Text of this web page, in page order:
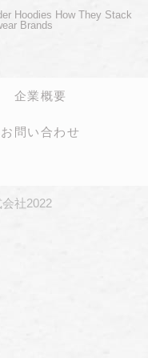
Hoodies How They Stack
Brands
企業概要
お問い合わせ
社2022